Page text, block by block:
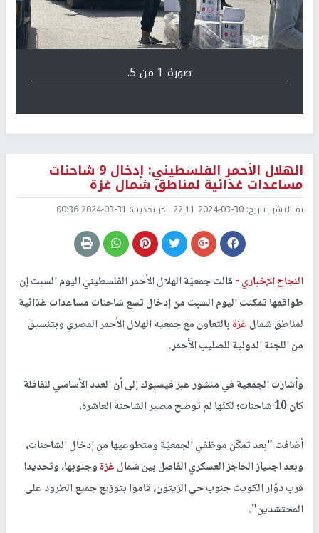
صورة 1 من 5.
الهلال الأحمر الفلسطيني: إدخال 9 شاحنات
مساعدات غذائية لمناطق شمال غزة
تم النشر بتاريخ: 2024-03-30 22:11 اخر تحديث: 2024-03-31 00:36
النجاح الإخباري -قالت جمعيّة الهلال الأحمر الفلسطيني اليوم السبت إن
طواقمها تمكنت اليوم السبت من إدخال تسع شاحنات مساعدات غذائية
لمناطق شمالغزةبالتعاون مع جمعية الهلال الأحمر المصري وبتنسيق
من اللجنة الدولية للصليب الأحمر.
وأشارت الجمعية في منشور عبر فيسبوك إلى أن العدد الأساسي للقافلة
كان 10 شاحنات؛ لكنّها لم توضح مصير الشاحنة العاشرة.
أضافت "بعد تمكّن موظفي الجمعيّة ومتطوعيها من إدخال الشاحنات،
وبعد اجتياز الحاجز العسكري الفاصل بين شمالغزةوجنوبها، وتحديدا
قرب دوّار الكويت جنوب حي الزيتون، قاموا بتوزيع جميع الطرود على
المحتشدين".